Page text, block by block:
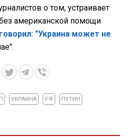
о том, устраивает
американской помощи
"Украина может не
УКРАИНА РФ ПУТИН